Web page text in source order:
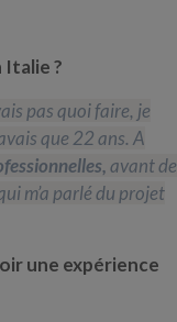
Italie?
pas quoi faire, je
que 22 ans. A
avant de
m’a parlé du projet
une expérience